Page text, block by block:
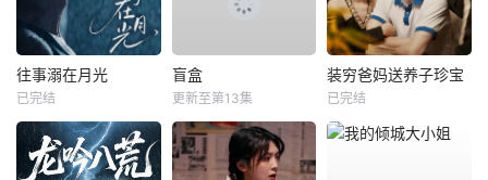
往事溺在月光
已完结
盲盒
更新至第13集
装穷爸妈送养子珍宝
已完结